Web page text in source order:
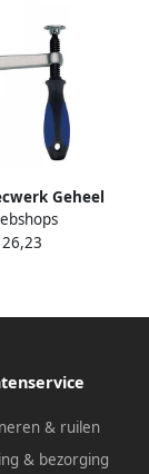
Geheel
|
1000 mm
& ruilen
& bezorging